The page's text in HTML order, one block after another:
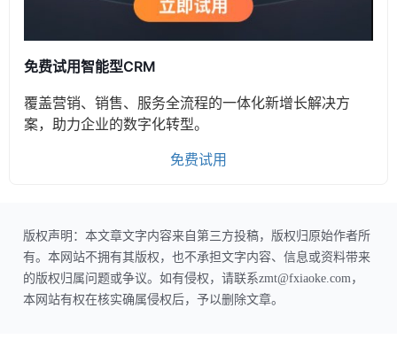
免费试用智能型CRM
覆盖营销、销售、服务全流程的一体化新增长解决方
案，助力企业的数字化转型。
免费试用
版权声明：本文章文字内容来自第三方投稿，版权归原始作者所
有。本网站不拥有其版权，也不承担文字内容、信息或资料带来
的版权归属问题或争议。如有侵权，请联系zmt@fxiaoke.com，
本网站有权在核实确属侵权后，予以删除文章。